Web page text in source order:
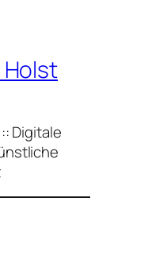
Holst
Digitale